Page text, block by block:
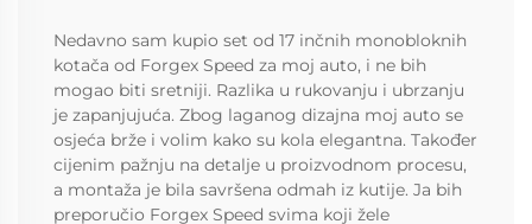
Nedavno sam kupio set od 17 inčnih monobloknih
kotača od Forgex Speed za moj auto, i ne bih
mogao biti sretniji. Razlika u rukovanju i ubrzanju
je zapanjujuća. Zbog laganog dizajna moj auto se
osjeća brže i volim kako su kola elegantna. Također
cijenim pažnju na detalje u proizvodnom procesu,
a montaža je bila savršena odmah iz kutije. Ja bih
preporučio Forgex Speed svima koji žele